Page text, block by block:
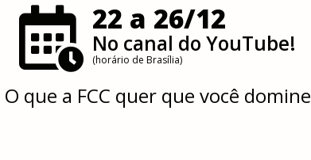
22 a 26/12
No canal do YouTube!
(horário de Brasília)
O que a FCC quer que você domine